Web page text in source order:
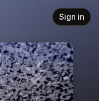
Sign in